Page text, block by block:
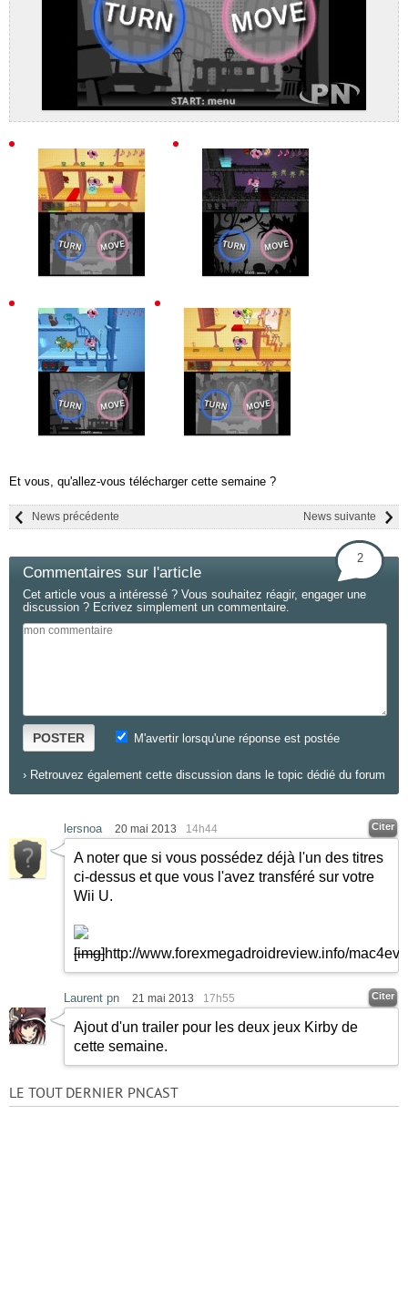
Et vous, qu'allez-vous télécharger cette semaine ?
News suivante
News précédente
Commentaires sur l'article
2
Cet article vous a intéressé ? Vous souhaitez réagir, engager une
discussion ? Ecrivez simplement un commentaire.
POSTER M'avertir lorsqu'une réponse est postée
› Retrouvez également cette discussion dans le topic dédié du forum
lersnoa 20 mai 2013 14h44 Citer
A noter que si vous possédez déjà l'un des titres
ci-dessus et que vous l'avez transféré sur votre
Wii U.
[img]http://www.forexmegadroidreview.info/
Laurent pn 21 mai 2013 17h55 Citer
Ajout d'un trailer pour les deux jeux Kirby de
cette semaine.
LE TOUT DERNIER PNCAST